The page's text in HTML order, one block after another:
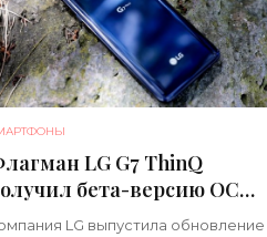
LG G7 ThinQ
бета-версию ОС
9 Pie - «Смартфоны»
LG выпустила обновление